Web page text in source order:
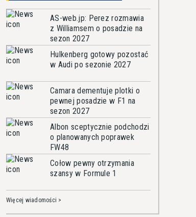
AS-web.jp: Perez rozmawia
z Williamsem o posadzie na
sezon 2027
Hulkenberg gotowy pozostać
w Audi po sezonie 2027
Camara dementuje plotki o
pewnej posadzie w F1 na
sezon 2027
Albon sceptycznie podchodzi
o planowanych poprawek
FW48
Cołow pewny otrzymania
szansy w Formule 1
Więcej wiadomości >